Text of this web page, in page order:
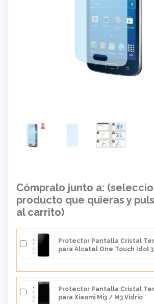
Cómpralo junto a:
producto que quieras y
al carrito)
Protector Pantalla Cristal
para Alcatel One Touch Idol
Protector Pantalla Cristal
para Xiaomi Mi3 / M3 Vidrio